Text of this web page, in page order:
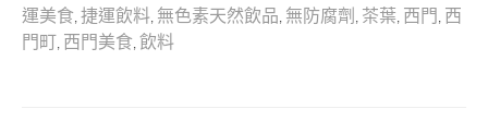
運美食 捷運飲料 無色素天然飲品 無防腐劑 茶葉 西門 西
門町 西門美食 飲料